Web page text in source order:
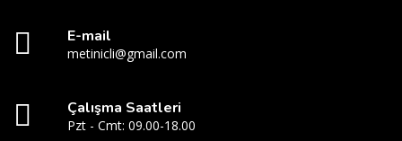
E-mail
metinicli@gmail.com
Çalışma Saatleri
Pzt - Cmt: 09.00-18.00